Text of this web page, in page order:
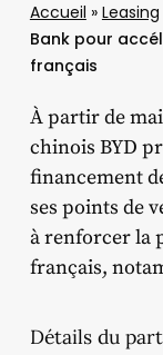
Accueil » Leasing
Bank pour
français
À partir de
chinois BYD
financement
ses points de
à renforcer la
français,
Détails du